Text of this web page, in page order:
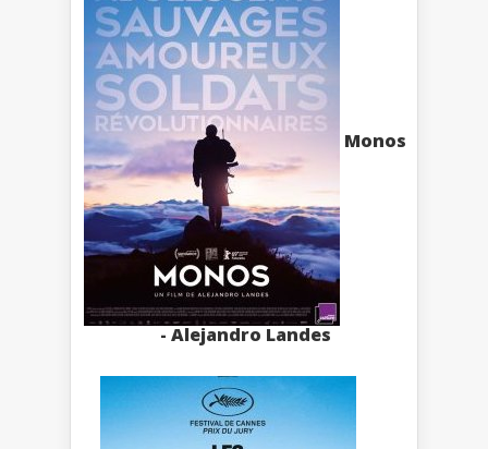
Monos
- Alejandro Landes